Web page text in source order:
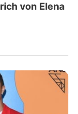
von Elena